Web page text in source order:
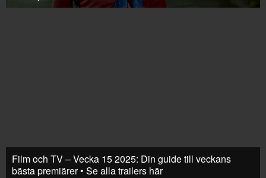
Film och TV – Vecka 15 2025: Din guide till veckans
bästa premiärer • Se alla trailers här